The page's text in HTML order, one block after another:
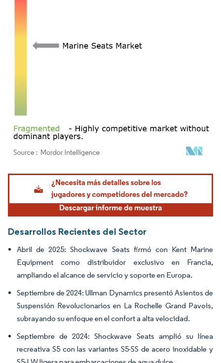
Imagen © Mordor Intelligence. El uso requiere atribución según CC BY 4.0.
Desarrollos Recientes del Sector
Abril de 2025: Shockwave Seats firmó con Kent Marine
Equipment como distribuidor exclusivo en Francia,
ampliando el alcance de servicio y soporte en Europa.
Septiembre de 2024: Ullman Dynamics presentó Asientos de
Suspensión Revolucionarios en La Rochelle Grand Pavois,
subrayando su enfoque en el confort a alta velocidad.
Septiembre de 2024: Shockwave Seats amplió su línea
recreativa S5 con las variantes S5-SS de acero inoxidable y